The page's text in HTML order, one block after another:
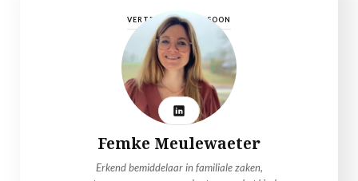
VERTROUWENSPERSOON
Femke Meulewaeter
Erkend bemiddelaar in familiale zaken,